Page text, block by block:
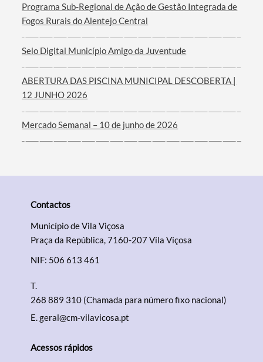
Categorias gerais
Filtros
Programa Sub-Regional de Ação de Gestão Integrada de
Fogos Rurais do Alentejo Central
Selo Digital Município Amigo da Juventude
ABERTURA DAS PISCINA MUNICIPAL DESCOBERTA |
12 JUNHO 2026
Mercado Semanal – 10 de junho de 2026
Contactos
Município de Vila Viçosa
Praça da República, 7160-207 Vila Viçosa
NIF: 506 613 461
T.
268 889 310 (Chamada para número fixo nacional)
E.geral@cm-vilavicosa.pt
Acessos rápidos